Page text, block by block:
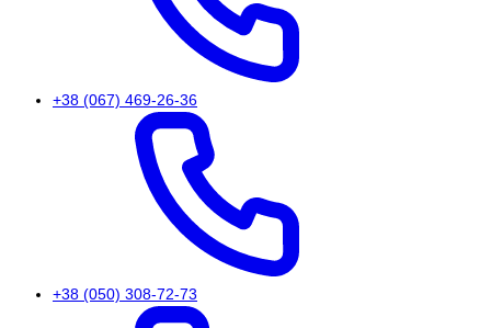
+38 (067) 469-26-36
+38 (050) 308-72-73